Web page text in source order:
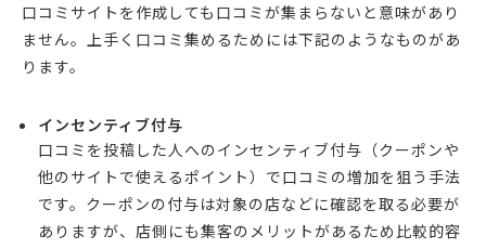
口コミサイトを作成しても口コミが集まらないと意味があり
ません。上手く口コミ集めるためには下記のようなものがあ
ります。
インセンティブ付与
口コミを投稿した人へのインセンティブ付与（クーポンや
他のサイトで使えるポイント）で口コミの増加を狙う手法
です。クーポンの付与は対象の店などに確認を取る必要が
ありますが、店側にも集客のメリットがあるため比較的容